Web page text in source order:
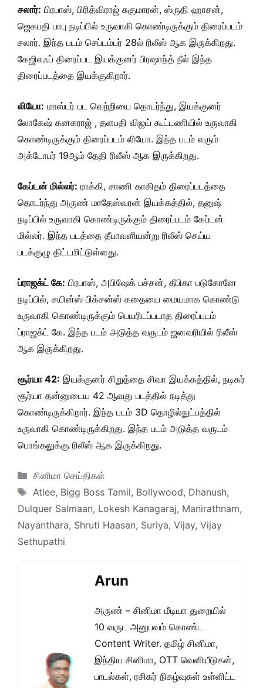
சலார்: பிரபாஸ், பிரித்விராஜ் சுகுமாரன், ஸ்ருதி ஹாசன்,
ஜெகபதி பாபு நடிப்பில் உருவாகி கொண்டிருக்கும் திரைப்படம்
சலார். இந்த படம் செப்டம்பர் 28ல் ரிலீஸ் ஆக இருக்கிறது.
கேஜிஎஃப் திரைப்பட இயக்குனர் பிரஷாந்த் நீல் இந்த
திரைப்படத்தை இயக்குகிறார்.
லியோ: மாஸ்டர் பட வெற்றியை தொடர்ந்து, இயக்குனர்
லோகேஷ் கனகராஜ் , தளபதி விஜய் கூட்டணியில் உருவாகி
கொண்டிருக்கும் திரைப்படம் லியோ. இந்த படம் வரும்
அக்டோபர் 19ஆம் தேதி ரிலீஸ் ஆக இருக்கிறது.
கேப்டன் மில்லர்: ராக்கி, சாணி காகிதம் திரைப்படத்தை
தொடர்ந்து அருண் மாதேஸ்வரன் இயக்கத்தில், தனுஷ்
நடிப்பில் உருவாகி கொண்டிருக்கும் திரைப்படம் கேப்டன்
மில்லர். இந்த படத்தை தீபாவளியன்று ரிலீஸ் செய்ய
படக்குழு திட்டமிட்டுள்ளது.
ப்ராஜக்ட் கே: பிரபாஸ், அபிஷேக் பச்சன், தீபிகா படுகோனே
நடிப்பில், சயின்ஸ் பிக்சன்ஸ் கதையை மையமாக கொண்டு
உருவாகி கொண்டிருக்கும் பெயரிடப்படாத திரைப்படம்
ப்ராஜக்ட் கே. இந்த படம் அடுத்த வருடம் ஜனவரியில் ரிலீஸ்
ஆக இருக்கிறது.
சூர்யா 42: இயக்குனர் சிறுத்தை சிவா இயக்கத்தில், நடிகர்
சூர்யா தன்னுடைய 42 ஆவது படத்தில் நடித்து
கொண்டிருக்கிறார். இந்த படம் 3D தொழில்நுட்பத்தில்
உருவாகி கொண்டிருக்கிறது. இந்த படம் அடுத்த வருடம்
பொங்கலுக்கு ரிலீஸ் ஆக இருக்கிறது.
Categories
சினிமா செய்திகள்
Tags
Atlee, Bigg Boss Tamil, Bollywood, Dhanush,
Dulquer Salmaan, Lokesh Kanagaraj, Manirathnam,
Nayanthara, Shruti Haasan, Suriya, Vijay, Vijay
Sethupathi
Arun
அருண் – சினிமா மீடியா துறையில்
10 வருட அனுபவம் கொண்ட
Content Writer. தமிழ் சினிமா,
இந்திய சினிமா, OTT வெளியீடுகள்,
பாடல்கள், ரசிகர் நிகழ்வுகள் உள்ளிட்ட